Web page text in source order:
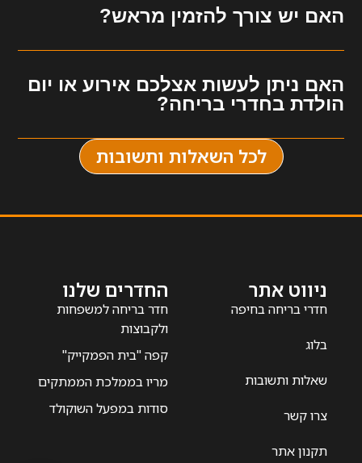
האם יש צורך להזמין מראש?
האם ניתן לעשות אצלכם אירוע או יום
הולדת בחדרי בריחה?
לכל השאלות ותשובות
ניווט אתר
חדרי בריחה בחיפה
בלוג
שאלות ותשובות
צרו קשר
תקנון אתר
החדרים שלנו
חדר בריחה למשפחות
ולקבוצות
קפה "בית הפמקייק"
מריו בממלכת הממתקים
סודות במפעל השוקולד